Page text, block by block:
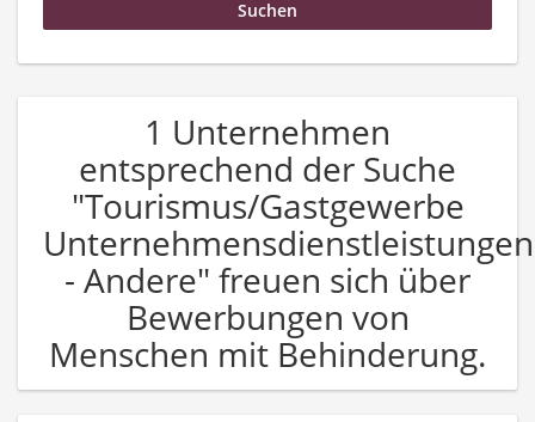
1 Unternehmen
entsprechend der Suche
"Tourismus/Gastgewerbe
Unternehmensdienstleistungen
- Andere" freuen sich über
Bewerbungen von
Menschen mit Behinderung.